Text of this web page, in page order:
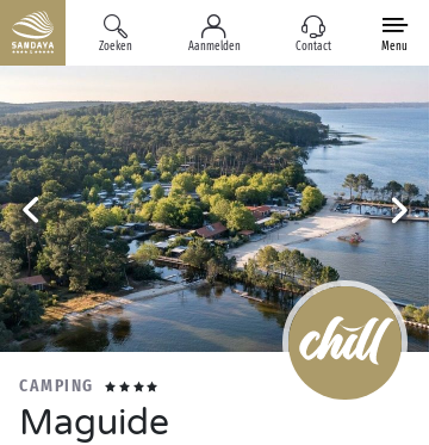
Zoeken Aanmelden Contact Menu
CAMPING
Maguide